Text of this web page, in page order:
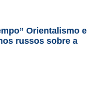
Orientalismo e
russos sobre a